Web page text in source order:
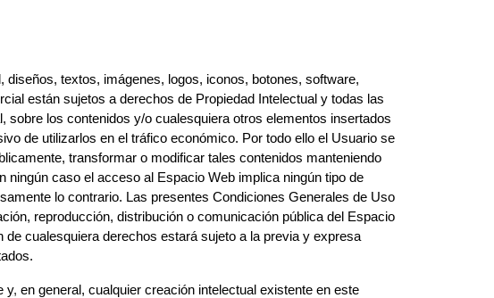
textos, imágenes, logos, iconos, botones, software,
están sujetos a derechos de Propiedad Intelectual y todas las
los contenidos y/o cualesquiera otros elementos insertados
de utilizarlos en el tráfico económico. Por todo ello el Usuario se
transformar o modificar tales contenidos manteniendo
caso el acceso al Espacio Web implica ningún tipo de
lo contrario. Las presentes Condiciones Generales de Uso
reproducción, distribución o comunicación pública del Espacio
cualesquiera derechos estará sujeto a la previa y expresa
y, en general, cualquier creación intelectual existente en este